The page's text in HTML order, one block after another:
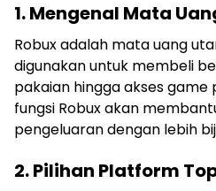
1. Mengenal Mata
Robux adalah mata uang
digunakan untuk membeli
pakaian hingga akses
fungsi Robux akan
pengeluaran dengan lebih
2. Pilihan Platform